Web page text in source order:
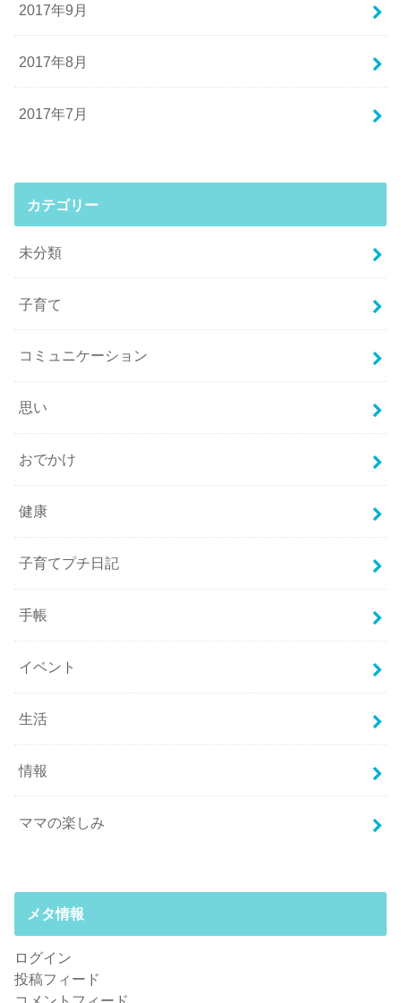
2017年9月
2017年8月
2017年7月
カテゴリー
未分類
子育て
コミュニケーション
思い
おでかけ
健康
子育てプチ日記
手帳
イベント
生活
情報
ママの楽しみ
メタ情報
ログイン
投稿フィード